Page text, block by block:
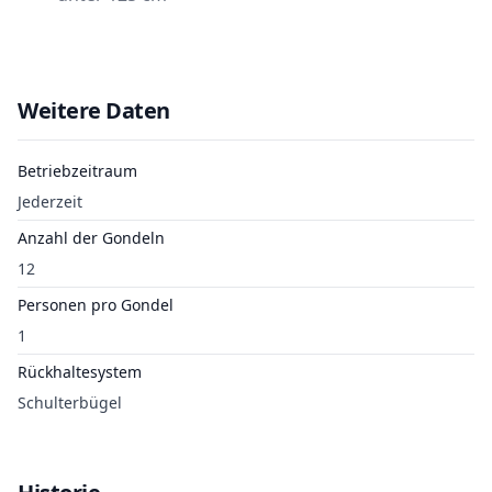
Weitere Daten
Betriebzeitraum
Jederzeit
Anzahl der Gondeln
12
Personen pro Gondel
1
Rückhaltesystem
Schulterbügel